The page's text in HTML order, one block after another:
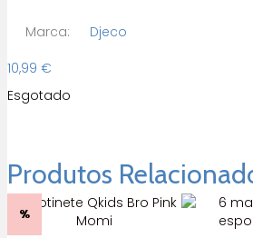
Marca:
Djeco
10,99 €
Esgotado
Produtos
%